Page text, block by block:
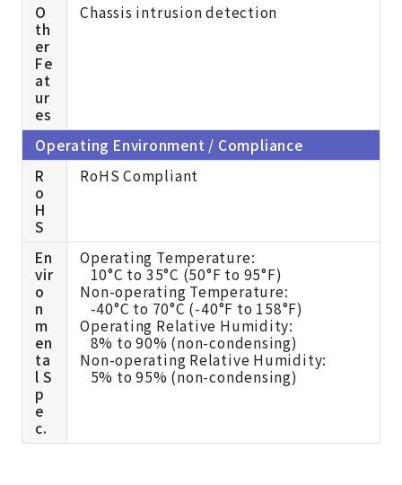
O
th
er
Fe
at
ur
es
Chassis intrusion detection
Operating Environment / Compliance
R
o
H
S
RoHS Compliant
En
vir
o
n
m
en
ta
l S
p
e
c.
Operating Temperature:
10°C to 35°C (50°F to 95°F)
Non-operating Temperature:
-40°C to 70°C (-40°F to 158°F)
Operating Relative Humidity:
8% to 90% (non-condensing)
Non-operating Relative Humidity:
5% to 95% (non-condensing)